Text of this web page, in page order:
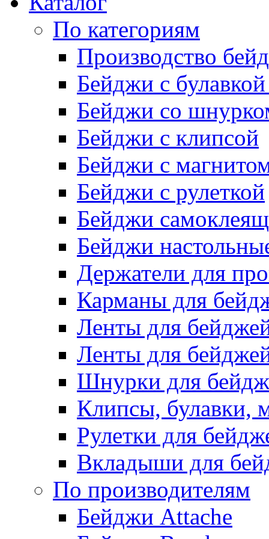
По категориям
Производство
Бейджи с
Бейджи со
Бейджи с клипсой
Бейджи с
Бейджи с рулеткой
Бейджи
Бейджи
Держатели для
Карманы для
Ленты для
Ленты для
Шнурки для
Клипсы, булавки,
Рулетки для
Вкладыши для
По производителям
Бейджи Attache